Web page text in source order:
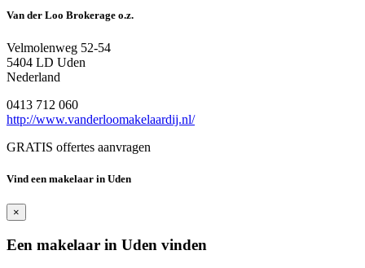
Van der Loo Brokerage o.z.
Velmolenweg 52-54
5404 LD Uden
Nederland
0413 712 060
http://www.vanderloomakelaardij.nl/
GRATIS offertes aanvragen
Vind een makelaar in Uden
×
Een makelaar in Uden vinden